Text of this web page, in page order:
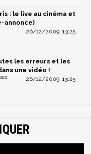
: le live au cinéma et
annonce)
26/12/2009, 13:25
les erreurs et les
une vidéo !
26/12/2009, 13:25